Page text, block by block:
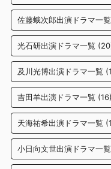
佐藤蛾次郎出演ドラマ一覧
光石研出演ドラマ一覧
及川光博出演ドラマ一覧
吉田羊出演ドラマ一覧 (16)
天海祐希出演ドラマ一覧
小日向文世出演ドラマ一覧